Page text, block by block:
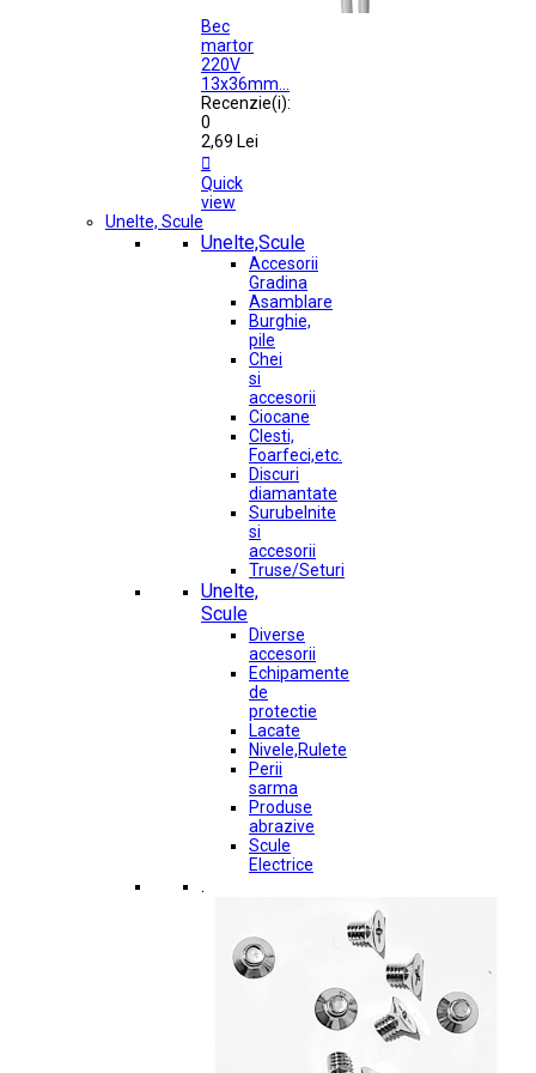
Bec
martor
220V
13x36mm...
Recenzie(i):
0
2,69 Lei

Quick
view
Unelte, Scule
Unelte,Scule
Accesorii
Gradina
Asamblare
Burghie,
pile
Chei
si
accesorii
Ciocane
Clesti,
Foarfeci,etc.
Discuri
diamantate
Surubelnite
si
accesorii
Truse/Seturi
Unelte,
Scule
Diverse
accesorii
Echipamente
de
protectie
Lacate
Nivele,Rulete
Perii
sarma
Produse
abrazive
Scule
Electrice
.